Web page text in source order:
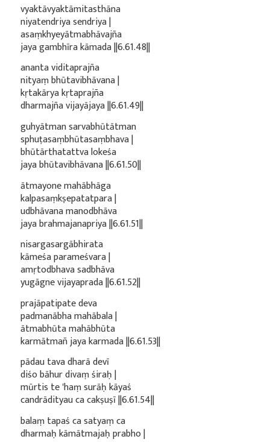
vyaktāvyaktāmitasthāna
niyatendriya sendriya |
asaṃkhyeyātmabhāvajña
jaya gambhīra kāmada ||6.61.48||
ananta viditaprajña
nityaṃ bhūtavibhāvana |
kṛtakārya kṛtaprajña
dharmajña vijayājaya ||6.61.49||
guhyātman sarvabhūtātman
sphuṭasaṃbhūtasaṃbhava |
bhūtārthatattva lokeśa
jaya bhūtavibhāvana ||6.61.50||
ātmayone mahābhāga
kalpasaṃkṣepatatpara |
udbhāvana manodbhāva
jaya brahmajanapriya ||6.61.51||
nisargasargābhirata
kāmeśa parameśvara |
amṛtodbhava sadbhāva
yugāgne vijayaprada ||6.61.52||
prajāpatipate deva
padmanābha mahābala |
ātmabhūta mahābhūta
karmātmañ jaya karmada ||6.61.53||
pādau tava dharā devī
diśo bāhur divaṃ śiraḥ |
mūrtis te 'haṃ surāḥ kāyaś
candrādityau ca cakṣuṣī ||6.61.54||
balaṃ tapaś ca satyaṃ ca
dharmaḥ kāmātmajaḥ prabho |